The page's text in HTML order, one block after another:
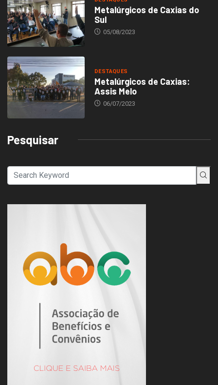
Metalúrgicos de Caxias do
Sul
05/08/2023
DESTAQUES
Metalúrgicos de Caxias:
Assis Melo
06/07/2023
Pesquisar